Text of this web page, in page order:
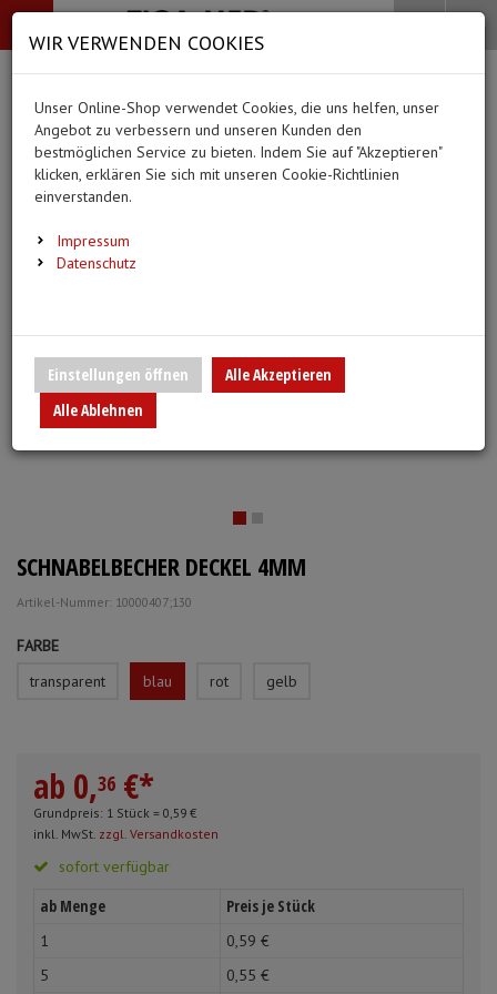
-->
Bekleidung
Alle Kategorien
BEKLEIDUNG
Überschuhe
Hauben
Medizinische Hilfsmittel
Alle Kategorien
MEDIZINISCHE
Ergebnisse)
Urinbeutel/Beinbeutel
Pflege & Alltag
Alle Kategorien
PFLEGE & ALLTAG (66 Ergebnisse)
Alle anzeigen
Waschhandschuhe
Medikation
Warm- und Kaltkompressen
Urinflaschen & Zubehör
Unterlagen und Abdeckungen
Alle Kategorien
DIAGNOSTIK &
EKG-Elektroden &
Fieberthermometer
Anmelden
Ihr Warenkorb ist momentan leer.
Ergebnisse () Fertig
Menü Search
SCHNABELBECHER DECKEL 4MM
Artikel-Nummer: 10000407;130
FARBE
transparent
blau rot gelb
ab 0,36 €*
Grundpreis: 1 Stück = 0,59 €
inkl. MwSt. zzgl. Versandkosten
sofort verfügbar
ab Menge Preis je Stück
1 0,59 €
5
0,55 €
WIR VERWENDEN COOKIES
Unser Online-Shop verwendet Cookies, die uns helfen, unser
Angebot zu verbessern und unseren Kunden den
bestmöglichen Service zu bieten. Indem Sie auf "Akzeptieren"
klicken, erklären Sie sich mit unseren Cookie-Richtlinien
einverstanden.
Impressum
Datenschutz
Einstellungen öffnen
Alle Akzeptieren
Alle Ablehnen